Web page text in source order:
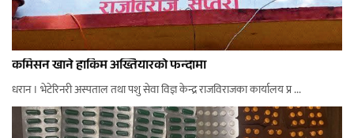
कमिसन खाने हाकिम अख्तियारको फन्दामा
धरान । भेटेरिनरी अस्पताल तथा पशु सेवा विज्ञ केन्द्र राजविराजका कार्यालय प्र ...